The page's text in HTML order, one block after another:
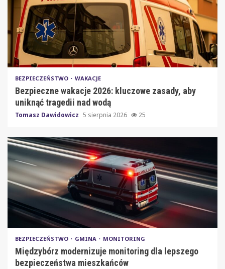
BEZPIECZEŃSTWO WAKACJE
Bezpieczne wakacje 2026: kluczowe zasady, aby
uniknąć tragedii nad wodą
Tomasz Dawidowicz 5 sierpnia 2026 25
BEZPIECZEŃSTWO GMINA MONITORING
Międzybórz modernizuje monitoring dla lepszego
bezpieczeństwa mieszkańców